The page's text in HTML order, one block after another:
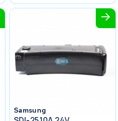
Samsung